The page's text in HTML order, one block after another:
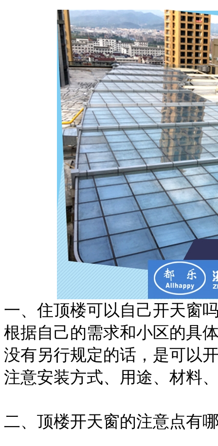
一、住顶楼可以自己开天窗
根据自己的需求和小区的具
没有另行规定的话，是可以
注意安装方式、用途、材料
二、顶楼开天窗的注意点有